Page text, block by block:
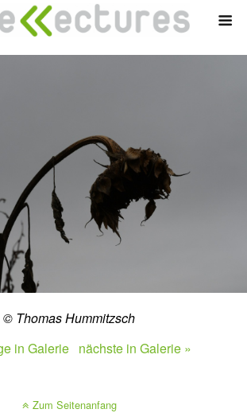
© Thomas Hummitzsch
in Galerie nächste in Galerie »
Zum Seitenanfang